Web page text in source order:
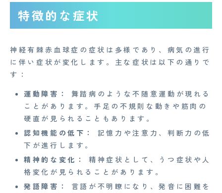
特徴的な症状
神経有棘赤血球症の症状は多様であり、病気の進行
に伴い症状が変化します。主な症状は以下の通りで
す：
運動障害：
舞踏病のような不随意運動が現れる
ことがあります。手足の不規則な動きや筋肉の
硬直が見られることもあります。
認知機能の低下：
記憶力や注意力、判断力の低
下が進行します。
精神的な変化：
精神症状として、うつ症状や人
格変化が見られることがあります。
発語障害：
言語が不明瞭になり、発音に困難を